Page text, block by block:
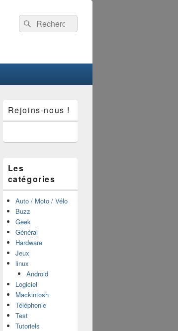
Recherche :
Rechercher
principale
de
pour
latérale
Rejoins-nous !
Les
catégories
Auto / Moto / Vélo
Buzz
Geek
Général
Hardware
Jeux
linux
Android
Logiciel
Mackintosh
Téléphonie
Test
Tutoriels